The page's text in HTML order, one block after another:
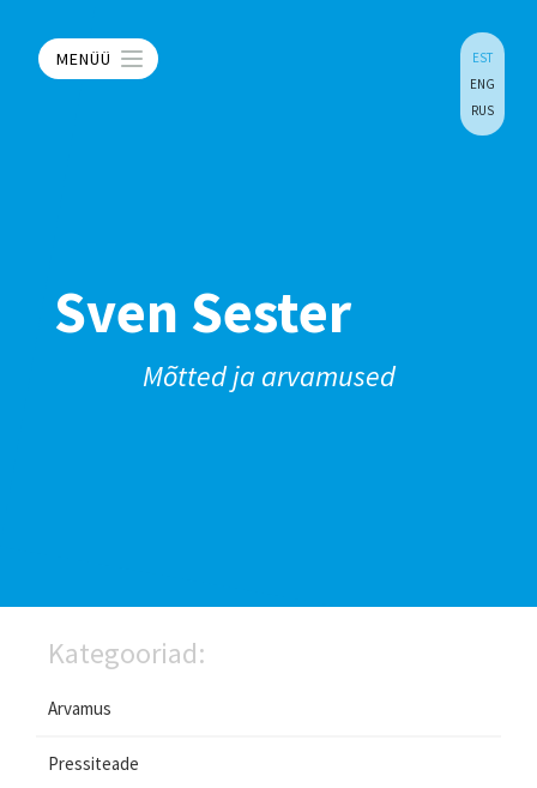
MENÜÜ
EST
ENG
RUS
Sven Sester
Mõtted ja arvamused
Kategooriad:
Arvamus
Pressiteade